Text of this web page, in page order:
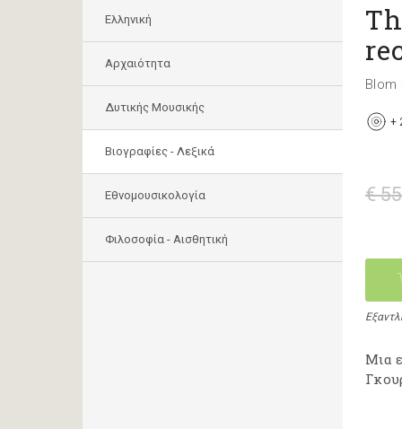
Ελληνική
Αρχαιότητα
Δυτικής Μουσικής
Βιογραφίες - Λεξικά
Εθνομουσικολογία
Φιλοσοφία - Αισθητική
Blom
+
€
Μια